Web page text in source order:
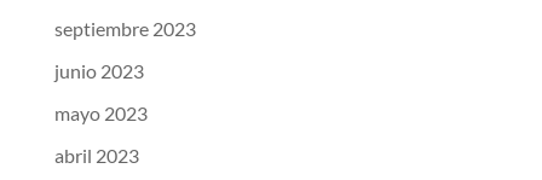
septiembre 2023
junio 2023
mayo 2023
abril 2023